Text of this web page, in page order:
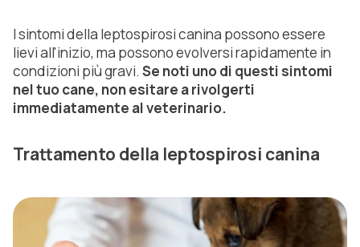
I sintomi della leptospirosi canina possono essere
lievi all'inizio, ma possono evolversi rapidamente in
condizioni più gravi. Se noti uno di questi sintomi
nel tuo cane, non esitare a rivolgerti
immediatamente al veterinario.
Trattamento della leptospirosi canina